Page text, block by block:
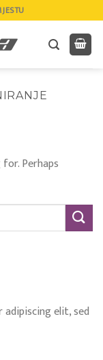
Perhaps
elit, sed